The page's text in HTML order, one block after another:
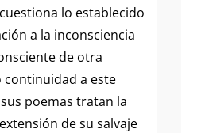
lo establecido
a la inconsciencia
de otra
continuidad a este
poemas tratan la
de su salvaje